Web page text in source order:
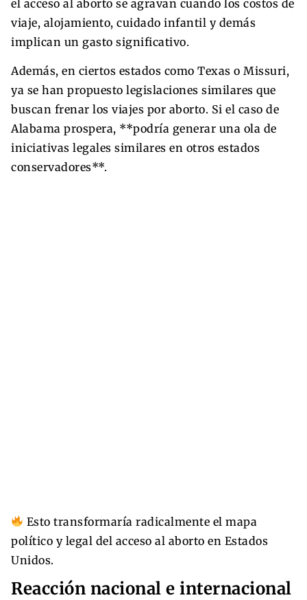
el acceso al aborto se agravan cuando los costos de
viaje, alojamiento, cuidado infantil y demás
implican un gasto significativo.
Además, en ciertos estados como Texas o Missuri,
ya se han propuesto legislaciones similares que
buscan frenar los viajes por aborto. Si el caso de
Alabama prospera, **podría generar una ola de
iniciativas legales similares en otros estados
conservadores**.
Esto transformaría radicalmente el mapa
político y legal del acceso al aborto en Estados
Unidos.
Reacción nacional e internacional